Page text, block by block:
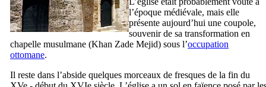
l’époque médiévale, mais elle
présente aujourd’hui une coupole,
souvenir de sa transformation en
chapelle musulmane (Khan Zade Mejid) sous l’occupation
ottomane.
Il reste dans l’abside quelques morceaux de fresques de la fin du